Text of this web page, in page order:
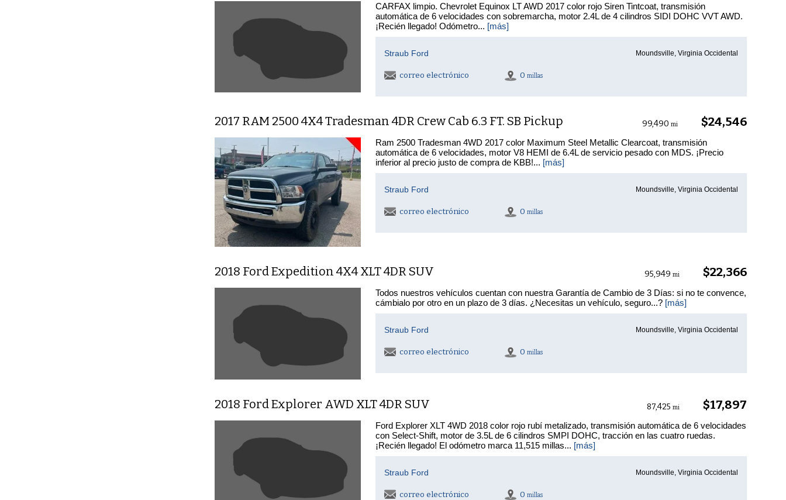
CARFAX limpio. Chevrolet Equinox LT AWD 2017 color rojo Siren Tintcoat, transmisión
automática de 6 velocidades con sobremarcha, motor 2.4L de 4 cilindros SIDI DOHC VVT AWD.
¡Recién llegado! Odómetro... [más]
Straub Ford Moundsville, Virginia Occidental
correo electrónico 0 millas
2017 RAM 2500 4X4 Tradesman 4DR Crew Cab 6.3 FT. SB Pickup $24,546
99,490 mi
Ram 2500 Tradesman 4WD 2017 color Maximum Steel Metallic Clearcoat, transmisión
automática de 6 velocidades, motor V8 HEMI de 6.4L de servicio pesado con MDS. ¡Precio
inferior al precio justo de compra de KBB!... [más]
Straub Ford Moundsville, Virginia Occidental
correo electrónico 0 millas
2018 Ford Expedition 4X4 XLT 4DR SUV $22,366
95,949 mi
Todos nuestros vehículos cuentan con nuestra Garantía de Cambio de 3 Días: si no te convence,
cámbialo por otro en un plazo de 3 días. ¿Necesitas un vehículo, seguro...? [más]
Straub Ford Moundsville, Virginia Occidental
correo electrónico 0 millas
2018 Ford Explorer AWD XLT 4DR SUV $17,897
87,425 mi
Ford Explorer XLT 4WD 2018 color rojo rubí metalizado, transmisión automática de 6 velocidades
con Select-Shift, motor de 3.5L de 6 cilindros SMPI DOHC, tracción en las cuatro ruedas.
¡Recién llegado! El odómetro marca 11,515 millas... [más]
Straub Ford Moundsville, Virginia Occidental
correo electrónico 0 millas